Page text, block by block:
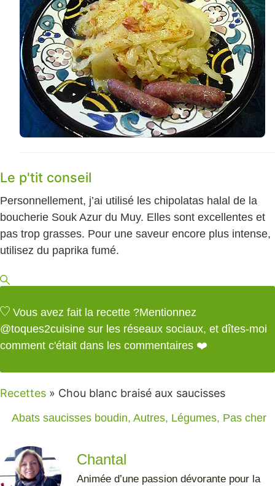
Le p'tit conseil
Personnellement, j’ai utilisé les chipolatas halal de la
boucherie Souk Azur du Muy. Elles sont excellentes et
pas trop grasses. Pour une saveur encore plus intense,
utilisez du paprika fumé.
Vous avez fait la recette ?Mentionnez
@toques2cuisine sur les réseaux sociaux, et dîtes-moi
comment c'était dans les commentaires ❤️
Recettes » Chou blanc braisé aux saucisses
Abats saucisses boudin, Autres, Légumes, Pas cher
Chantal
Animée d’une passion dévorante pour la